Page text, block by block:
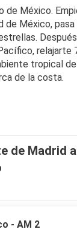
de México.
de México,
relajarte
tropical
de la costa.
de Madrid
- AM 2